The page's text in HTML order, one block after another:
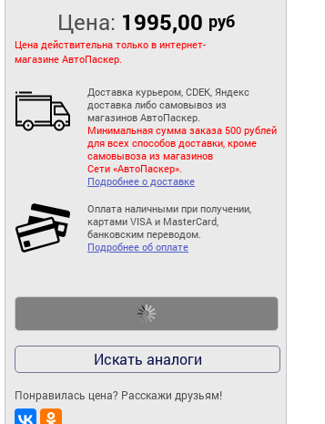
Цена: 1995,00 руб
Цена действительна только в интернет-
магазине АвтоПаскер.
Доставка курьером, CDEK, Яндекс
доставка либо самовывоз из
магазинов АвтоПаскер.
Минимальная сумма заказа 500 рублей
для всех способов доставки, кроме
самовывоза из магазинов
Сети «АвтоПаскер».
Подробнее о доставке
Оплата наличными при получении,
картами VISA и MasterCard,
банковским переводом.
Подробнее об оплате
Искать аналоги
Понравилась цена? Расскажи друзьям!